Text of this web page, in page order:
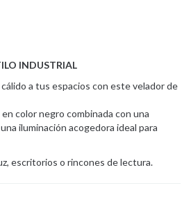
INDUSTRIAL
a tus espacios con este velador de
color negro combinada con una
iluminación acogedora ideal para
escritorios o rincones de lectura.